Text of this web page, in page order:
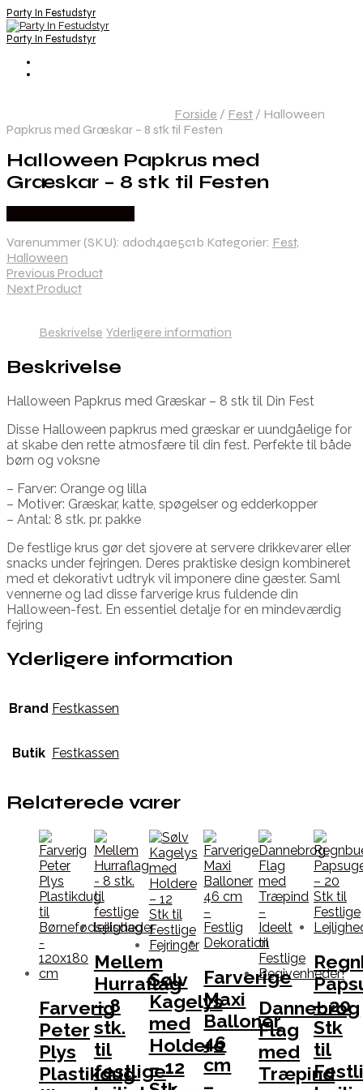
Party In Festudstyr
Party In Festudstyr
Forside / Fest / Halloween
Papkrus med Græskar – 8 stk til Festen
Halloween Papkrus med
Græskar – 8 stk til Festen
Varenummer (SKU): ad0d14ae5c1b Kategorier: Fest,
Halloween
Previous Product
Next Product
Beskrivelse Yderligere information
Beskrivelse
Halloween Papkrus med Græskar – 8 stk til Din Fest
Disse Halloween papkrus med græskar er uundgåelige for
at skabe den rette atmosfære til din fest. Perfekte til både
børn og voksne
– Farver: Orange og lilla
– Motiver: Græskar, katte, spøgelser og edderkopper
– Antal: 8 stk. pr. pakke
De festlige krus gør det sjovere at servere drikkevarer eller
snacks under fejringen. Deres praktiske design kombineret
med et dekorativt udtryk vil imponere dine gæster. Saml
vennerne og lad disse farverige krus fuldende din
Halloween-fest. En essentiel detalje for en mindeværdig
fejring
Yderligere information
Brand Festkassen
Butik Festkassen
Relaterede varer
Farverig
Peter
Plys
Plastikdug
Mellem
Hurraflag
– 8
stk.
til
festlige
Sølv
Kagelys
med
Holdere
– 12
Farverige
Maxi
Balloner
46
cm
Dannebrog
Flag
med
Træpind
– 20
Stk
til